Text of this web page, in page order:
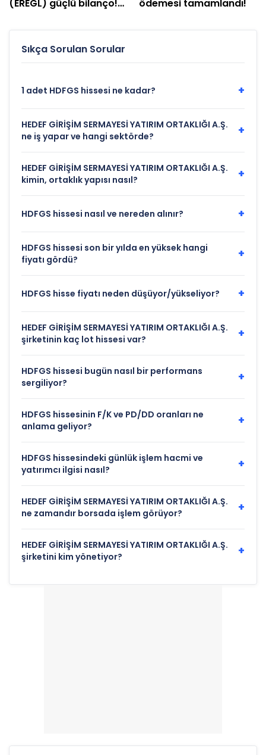
(EREGL) güçlü bilanço!
ödemesi tamamlandı!
Sıkça Sorulan Sorular
1 adet HDFGS hissesi ne kadar? +
HEDEF GİRİŞİM SERMAYESİ YATIRIM ORTAKLIĞI A.Ş.
ne iş yapar ve hangi sektörde?
+
HEDEF GİRİŞİM SERMAYESİ YATIRIM ORTAKLIĞI A.Ş.
kimin, ortaklık yapısı nasıl?
+
HDFGS hissesi nasıl ve nereden alınır? +
HDFGS hissesi son bir yılda en yüksek hangi
fiyatı gördü?
+
HDFGS hisse fiyatı neden düşüyor/yükseliyor? +
HEDEF GİRİŞİM SERMAYESİ YATIRIM ORTAKLIĞI A.Ş.
şirketinin kaç lot hissesi var?
+
HDFGS hissesi bugün nasıl bir performans
sergiliyor?
+
HDFGS hissesinin F/K ve PD/DD oranları ne
anlama geliyor?
+
HDFGS hissesindeki günlük işlem hacmi ve
yatırımcı ilgisi nasıl?
+
HEDEF GİRİŞİM SERMAYESİ YATIRIM ORTAKLIĞI A.Ş.
ne zamandır borsada işlem görüyor?
+
HEDEF GİRİŞİM SERMAYESİ YATIRIM ORTAKLIĞI A.Ş.
şirketini kim yönetiyor?
+